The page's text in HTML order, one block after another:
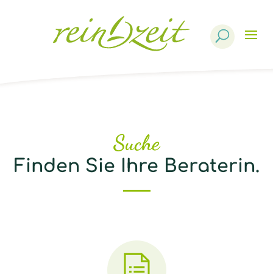
Suche
Finden Sie Ihre Beraterin.